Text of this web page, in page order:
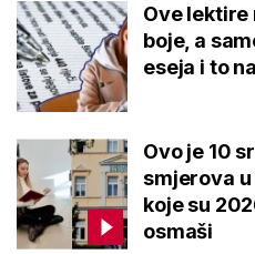
Ove
boje, a
eseja i to
Ovo je 10
smjerova
koje su
osmaši